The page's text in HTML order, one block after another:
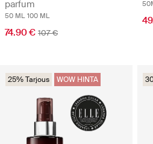
parfum
50 ML 100 ML
74.90 € 107 €
25% Tarjous WOW HINTA